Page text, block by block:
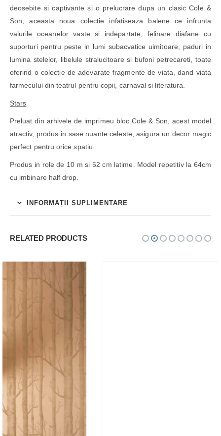
deosebite si captivante si o prelucrare dupa un clasic Cole &
Son, aceasta noua colectie infatiseaza balene ce infrunta
valurile oceanelor vaste si indepartate, felinare diafane cu
suporturi pentru peste in lumi subacvatice uimitoare, paduri in
lumina stelelor, libelule stralucitoare si bufoni petrecareti, toate
oferind o colectie de adevarate fragmente de viata, dand viata
farmecului din teatrul pentru copii, carnaval si literatura.
Stars
Preluat din arhivele de imprimeu bloc Cole & Son, acest model
atractiv, produs in sase nuante celeste, asigura un decor magic
perfect pentru orice spatiu.
Produs in role de 10 m si 52 cm latime. Model repetitiv la 64cm
cu imbinare half drop.
INFORMAȚII SUPLIMENTARE
RELATED PRODUCTS